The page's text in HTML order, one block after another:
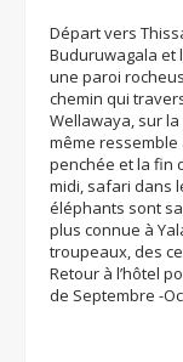
Départ vers
Buduruwagala et
une paroi
chemin qui
Wellawaya, sur
même
penchée et la fin
midi, safari dans
éléphants sont
plus connue à
troupeaux, des
Retour à l’hôtel
de Septembre -